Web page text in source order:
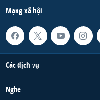
Mạng xã hội
Các dịch vụ
Nghe